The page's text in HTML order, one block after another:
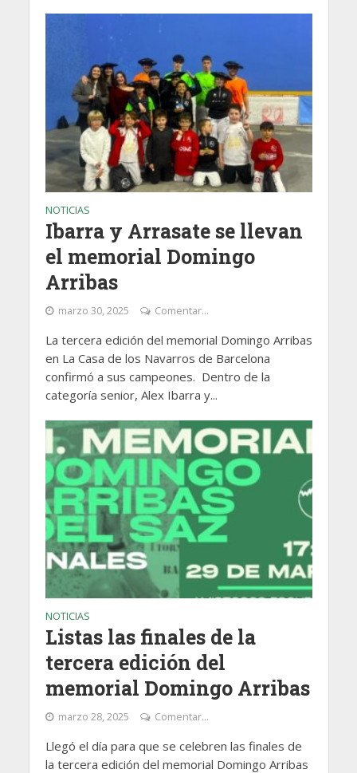
NOTICIAS
Ibarra y Arrasate se llevan
el memorial Domingo
Arribas
marzo 30, 2025 Comentar...
La tercera edición del memorial Domingo Arribas
en La Casa de los Navarros de Barcelona
confirmó a sus campeones. Dentro de la
categoría senior, Alex Ibarra y...
NOTICIAS
Listas las finales de la
tercera edición del
memorial Domingo Arribas
marzo 28, 2025 Comentar...
Llegó el día para que se celebren las finales de
la tercera edición del memorial Domingo Arribas